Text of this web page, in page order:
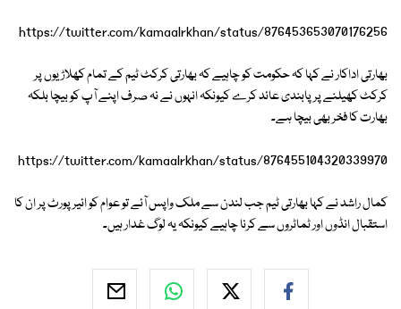
https://twitter.com/kamaalrkhan/status/876453653070176256
بھارتی اداکار نے کہا کہ حکومت کو چاہیے کہ بھارتی کرکٹ ٹیم کے تمام کھلاڑیوں پر
کرکٹ کھیلنے پر پابندی عائد کرے کیونکہ انہوں نے نہ صرف اپنے آپ کو بیچا بلکہ
بھارت کا فخر بھی بیچا ہے۔
https://twitter.com/kamaalrkhan/status/876455104320339970
کمال راشد نے کہا بھارتی ٹیم جب لندن سے ملک واپس آئے تو عوام کو ائیرپورٹ پر ان کا
استقبال انڈوں اور ٹماٹروں سے کرنا چاہیے کیونکہ یہ لوگ غدار ہیں۔